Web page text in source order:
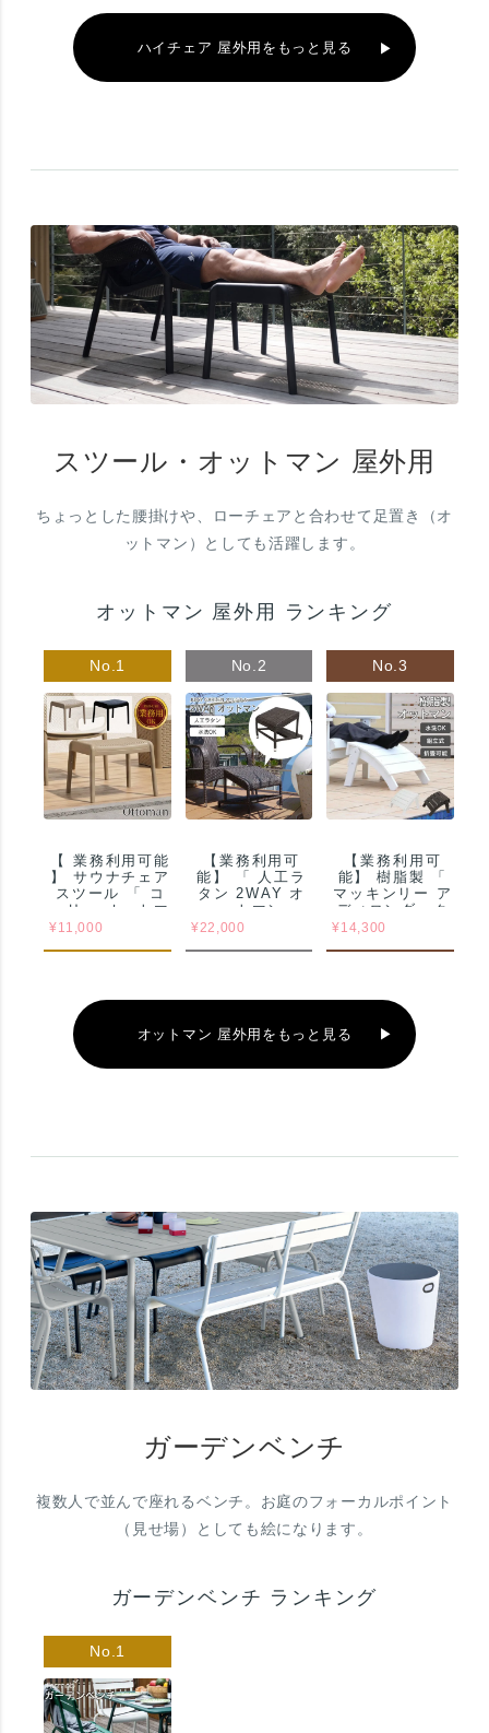
ハイチェア 屋外用をもっと見る
スツール・オットマン 屋外用
ちょっとした腰掛けや、ローチェアと合わせて足置き（オ
ットマン）としても活躍します。
オットマン 屋外用 ランキング
【 業務利用可能
】 サウナチェア
スツール 「 コ
ーリー オットマ
¥11,000
【業務利用可
能】 「 人工ラ
タン 2WAY オ
ットマン
JUICYGARDE
¥22,000
【業務利用可
能】 樹脂製 「
マッキンリー ア
ディロンダック
チェア用 オット
¥14,300
オットマン 屋外用をもっと見る
ガーデンベンチ
複数人で並んで座れるベンチ。お庭のフォーカルポイント
（見せ場）としても絵になります。
ガーデンベンチ ランキング